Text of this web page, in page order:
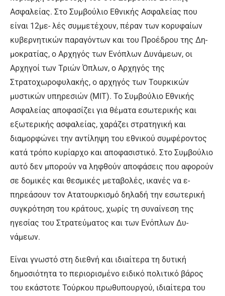
Ασφαλείας. Στο Συμβούλιο Εθνι­κής Ασφαλείας που
είναι 12με- λές συμμετέχουν, πέραν των κο­ρυφαίων
κυβερνητικών παραγό­ντων και του Προέδρου της Δη­
μοκρατίας, ο Αρχηγός των Ενό­πλων Δυνάμεων, οι
Αρχηγοί των Τριών Όπλων, ο Αρχηγός της
Στρατοχωροφυλακής, ο αρχηγός των Τουρκικών
μυστικών υπηρε­σιών (MIT). Το Συμβούλιο Εθνι­κής
Ασφαλείας αποφασίζει για θέματα εσωτερικής και
εξωτε­ρικής ασφαλείας, χαράζει στρα­τηγική και
διαμορφώνει την αντί­ληψη του εθνικού συμφέροντος
κατά τρόπο κυρίαρχο και αποφα­σιστικό. Στο Συμβούλιο
αυτό δεν μπορούν να ληφθούν αποφάσεις που αφορούν
σε δομικές και θε­σμικές μεταβολές, ικανές να ε­
πηρεάσουν τον Ατατουρκισμό δηλαδή την εσωτερική
συγκρό­τηση του κράτους, χωρίς τη συ­ναίνεση της
ηγεσίας του Στρα­τεύματος και των Ενόπλων Δυ­
νάμεων.
Είναι γνωστό στη διεθνή και ι­διαίτερα τη δυτική
δημοσιότητα το περιορισμένο ειδικό πολιτικό βάρος
του εκάστοτε Τούρκου πρωθυπουργού, ιδιαίτερα του